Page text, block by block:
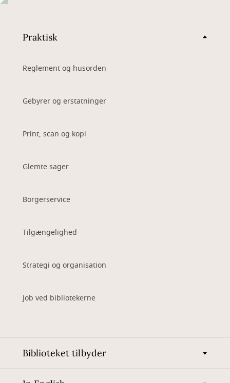
Praktisk
Reglement og husorden
Gebyrer og erstatninger
Print, scan og kopi
Glemte sager
Borgerservice
Tilgængelighed
Strategi og organisation
Job ved bibliotekerne
Biblioteket tilbyder